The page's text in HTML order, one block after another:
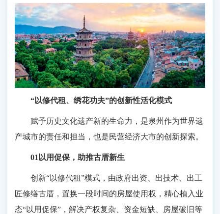
“以修代租、绣花功夫”的创新性活化模式
赋予历史文化遗产新的生命力，是泉州作为世界遗
产城市的责任和担当，也是民营经济大市的创新探索。
01以用促保，助推古厝新生
创新“以修代租”模式，由政府出资、出技术、出工
匠修缮古厝，置换一段时间的房屋使用权，精心植入业
态“以用促保”，解决产权复杂、资金短缺、房屋破旧等